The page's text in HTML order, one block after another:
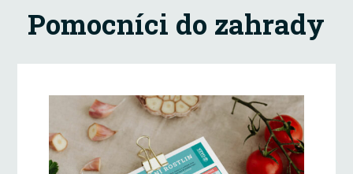
Pomocníci do zahrady